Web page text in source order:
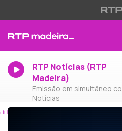
RTP Notícias (RTP
Madeira)
Emissão em simultâneo
Notícias